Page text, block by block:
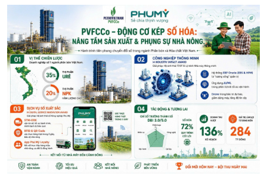
Câu chuyện Thể thao
Infographic
E-Magazine